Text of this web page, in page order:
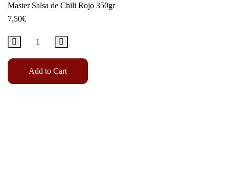
Master Salsa de Chili Rojo 350gr
7,50€
Add to Cart